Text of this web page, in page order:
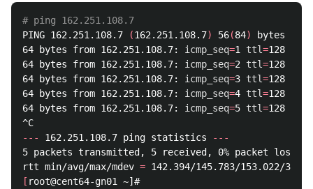
# ping 162.251.108.7
PING 162.251.108.7
(162.251.108.7) 56(84)
bytes of
64 bytes from 162.251.108.7: icmp_seq=1 ttl=128
64 bytes from 162.251.108.7: icmp_seq=2 ttl=128
64 bytes from 162.251.108.7: icmp_seq=3 ttl=128
64 bytes from 162.251.108.7: icmp_seq=4 ttl=128
64 bytes from 162.251.108.7: icmp_seq=5 ttl=128
---
162.251.108.7 ping statistics
---
5 packets transmitted, 5 received, 0% packet loss,
rtt min/avg/max/mdev =
[